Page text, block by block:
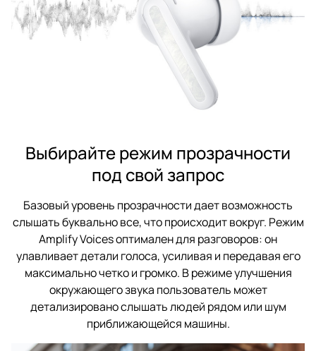
Выбирайте режим прозрачности
под свой запрос
Базовый уровень прозрачности дает возможность
слышать буквально все, что происходит вокруг. Режим
Amplify Voices оптимален для разговоров: он
улавливает детали голоса, усиливая и передавая его
максимально четко и громко. В режиме улучшения
окружающего звука пользователь может
детализировано слышать людей рядом или шум
приближающейся машины.